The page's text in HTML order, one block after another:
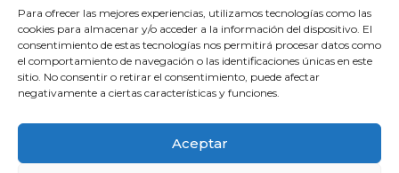
Para ofrecer las mejores experiencias, utilizamos tecnologías como las
cookies para almacenar y/o acceder a la información del dispositivo. El
consentimiento de estas tecnologías nos permitirá procesar datos como
el comportamiento de navegación o las identificaciones únicas en este
sitio. No consentir o retirar el consentimiento, puede afectar
negativamente a ciertas características y funciones.
Aceptar
derechoshumanosaescena@gmail.com
adosteatroa@adosteatroa.com
bidebitartekoop@gmail.com